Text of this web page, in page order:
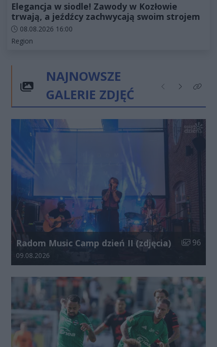
Elegancja w siodle! Zawody w Kozłowie
trwają, a jeźdźcy zachwycają swoim strojem
Data dodania artykułu:
08.08.2026 16:00
Kategorie artykułu:
Region
NAJNOWSZE
GALERIE ZDJĘĆ
Poprzednie
NastępneKliknij
Radom Music Camp dzień II (zdjęcia) Liczba
96
Data dodania galerii:
09.08.2026